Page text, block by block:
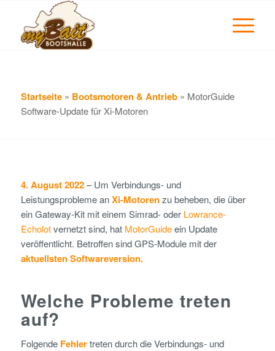
Startseite» Bootsmotoren & Antrieb» MotorGuide
Software-Update für Xi-Motoren
4. August 2022– Um Verbindungs- und
Leistungsprobleme anXi-Motorenzu beheben, die über
ein Gateway-Kit mit einem Simrad- oder Lowrance-
Echolotvernetzt sind, hat MotorGuideein Update
veröffentlicht. Betroffen sind GPS-Module mit der
aktuellsten Softwareversion.
Welche Probleme treten
auf?
Folgende Fehlertreten durch die Verbindungs- und